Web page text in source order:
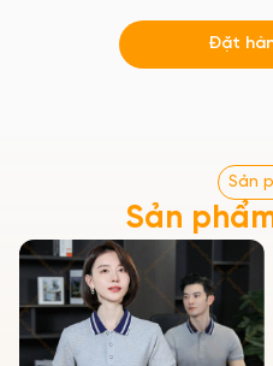
Đặt
Sản
Sản